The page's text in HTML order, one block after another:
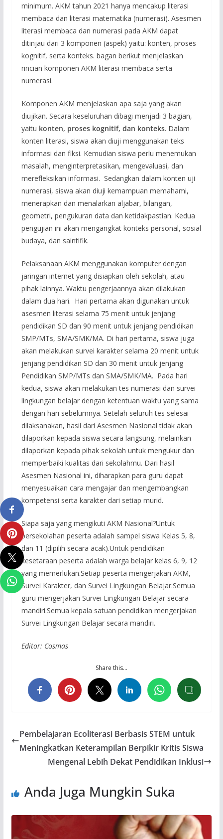
minimum. AKM tahun 2021 hanya mencakup literasi
membaca dan literasi matematika (numerasi). Asesmen
literasi membaca dan numerasi pada AKM dapat
ditinjau dari 3 komponen (aspek) yaitu: konten, proses
kognitif, serta konteks. bagan berikut menjelaskan
rincian komponen AKM literasi membaca serta
numerasi.
Komponen AKM menjelaskan apa saja yang akan
diujikan. Secara keseluruhan dibagi menjadi 3 bagian,
yaitu konten, proses kognitif, dan konteks. Dalam
konten literasi, siswa akan diuji menggunakan teks
informasi dan fiksi. Kemudian siswa perlu menemukan
masalah, menginterpretasikan, mengevaluasi, dan
merefleksikan informasi. Sedangkan dalam konten uji
numerasi, siswa akan diuji kemampuan memahami,
menerapkan dan menalarkan aljabar, bilangan,
geometri, pengukuran data dan ketidakpastian. Kedua
pengujian ini akan mengangkat konteks personal, sosial
budaya, dan saintifik.
Pelaksanaan AKM menggunakan komputer dengan
jaringan internet yang disiapkan oleh sekolah, atau
pihak lainnya. Waktu pengerjaannya akan dilakukan
dalam dua hari. Hari pertama akan digunakan untuk
asesmen literasi selama 75 menit untuk jenjang
pendidikan SD dan 90 menit untuk jenjang pendidikan
SMP/MTs, SMA/SMK/MA. Di hari pertama, siswa juga
akan melakukan survei karakter selama 20 menit untuk
jenjang pendidikan SD dan 30 menit untuk jenjang
Pendidikan SMP/MTs dan SMA/SMK/MA. Pada hari
kedua, siswa akan melakukan tes numerasi dan survei
lingkungan belajar dengan ketentuan waktu yang sama
dengan hari sebelumnya. Setelah seluruh tes selesai
dilaksanakan, hasil dari Asesmen Nasional tidak akan
dilaporkan kepada siswa secara langsung, melainkan
dilaporkan kepada pihak sekolah untuk mengukur dan
memperbaiki kualitas dari sekolahmu. Dari hasil
Asesmen Nasional ini, diharapkan para guru dapat
menyesuaikan cara mengajar dan mengembangkan
kompetensi serta karakter dari setiap murid.
Siapa saja yang mengikuti AKM Nasional?Untuk
persekolahan peserta adalah sampel siswa Kelas 5, 8,
dan 11 (dipilih secara acak).Untuk pendidikan
kesetaraan peserta adalah warga belajar kelas 6, 9, 12
yang memerlukan.Setiap peserta mengerjakan AKM,
Survei Karakter, dan Survei Lingkungan Belajar.Semua
guru mengerjakan Survei Lingkungan Belajar secara
mandiri.Semua kepala satuan pendidikan mengerjakan
Survei Lingkungan Belajar secara mandiri.
Editor: Cosmas
Share this…
Pembelajaran Ecoliterasi Berbasis STEM untuk
Meningkatkan Keterampilan Berpikir Kritis Siswa
Mengenal Lebih Dekat Pendidikan Inklusi
Anda Juga Mungkin Suka